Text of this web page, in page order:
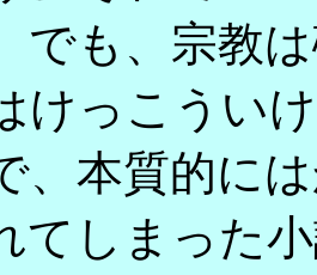
でも、宗教
けっこうい
、本質的に
てしまった